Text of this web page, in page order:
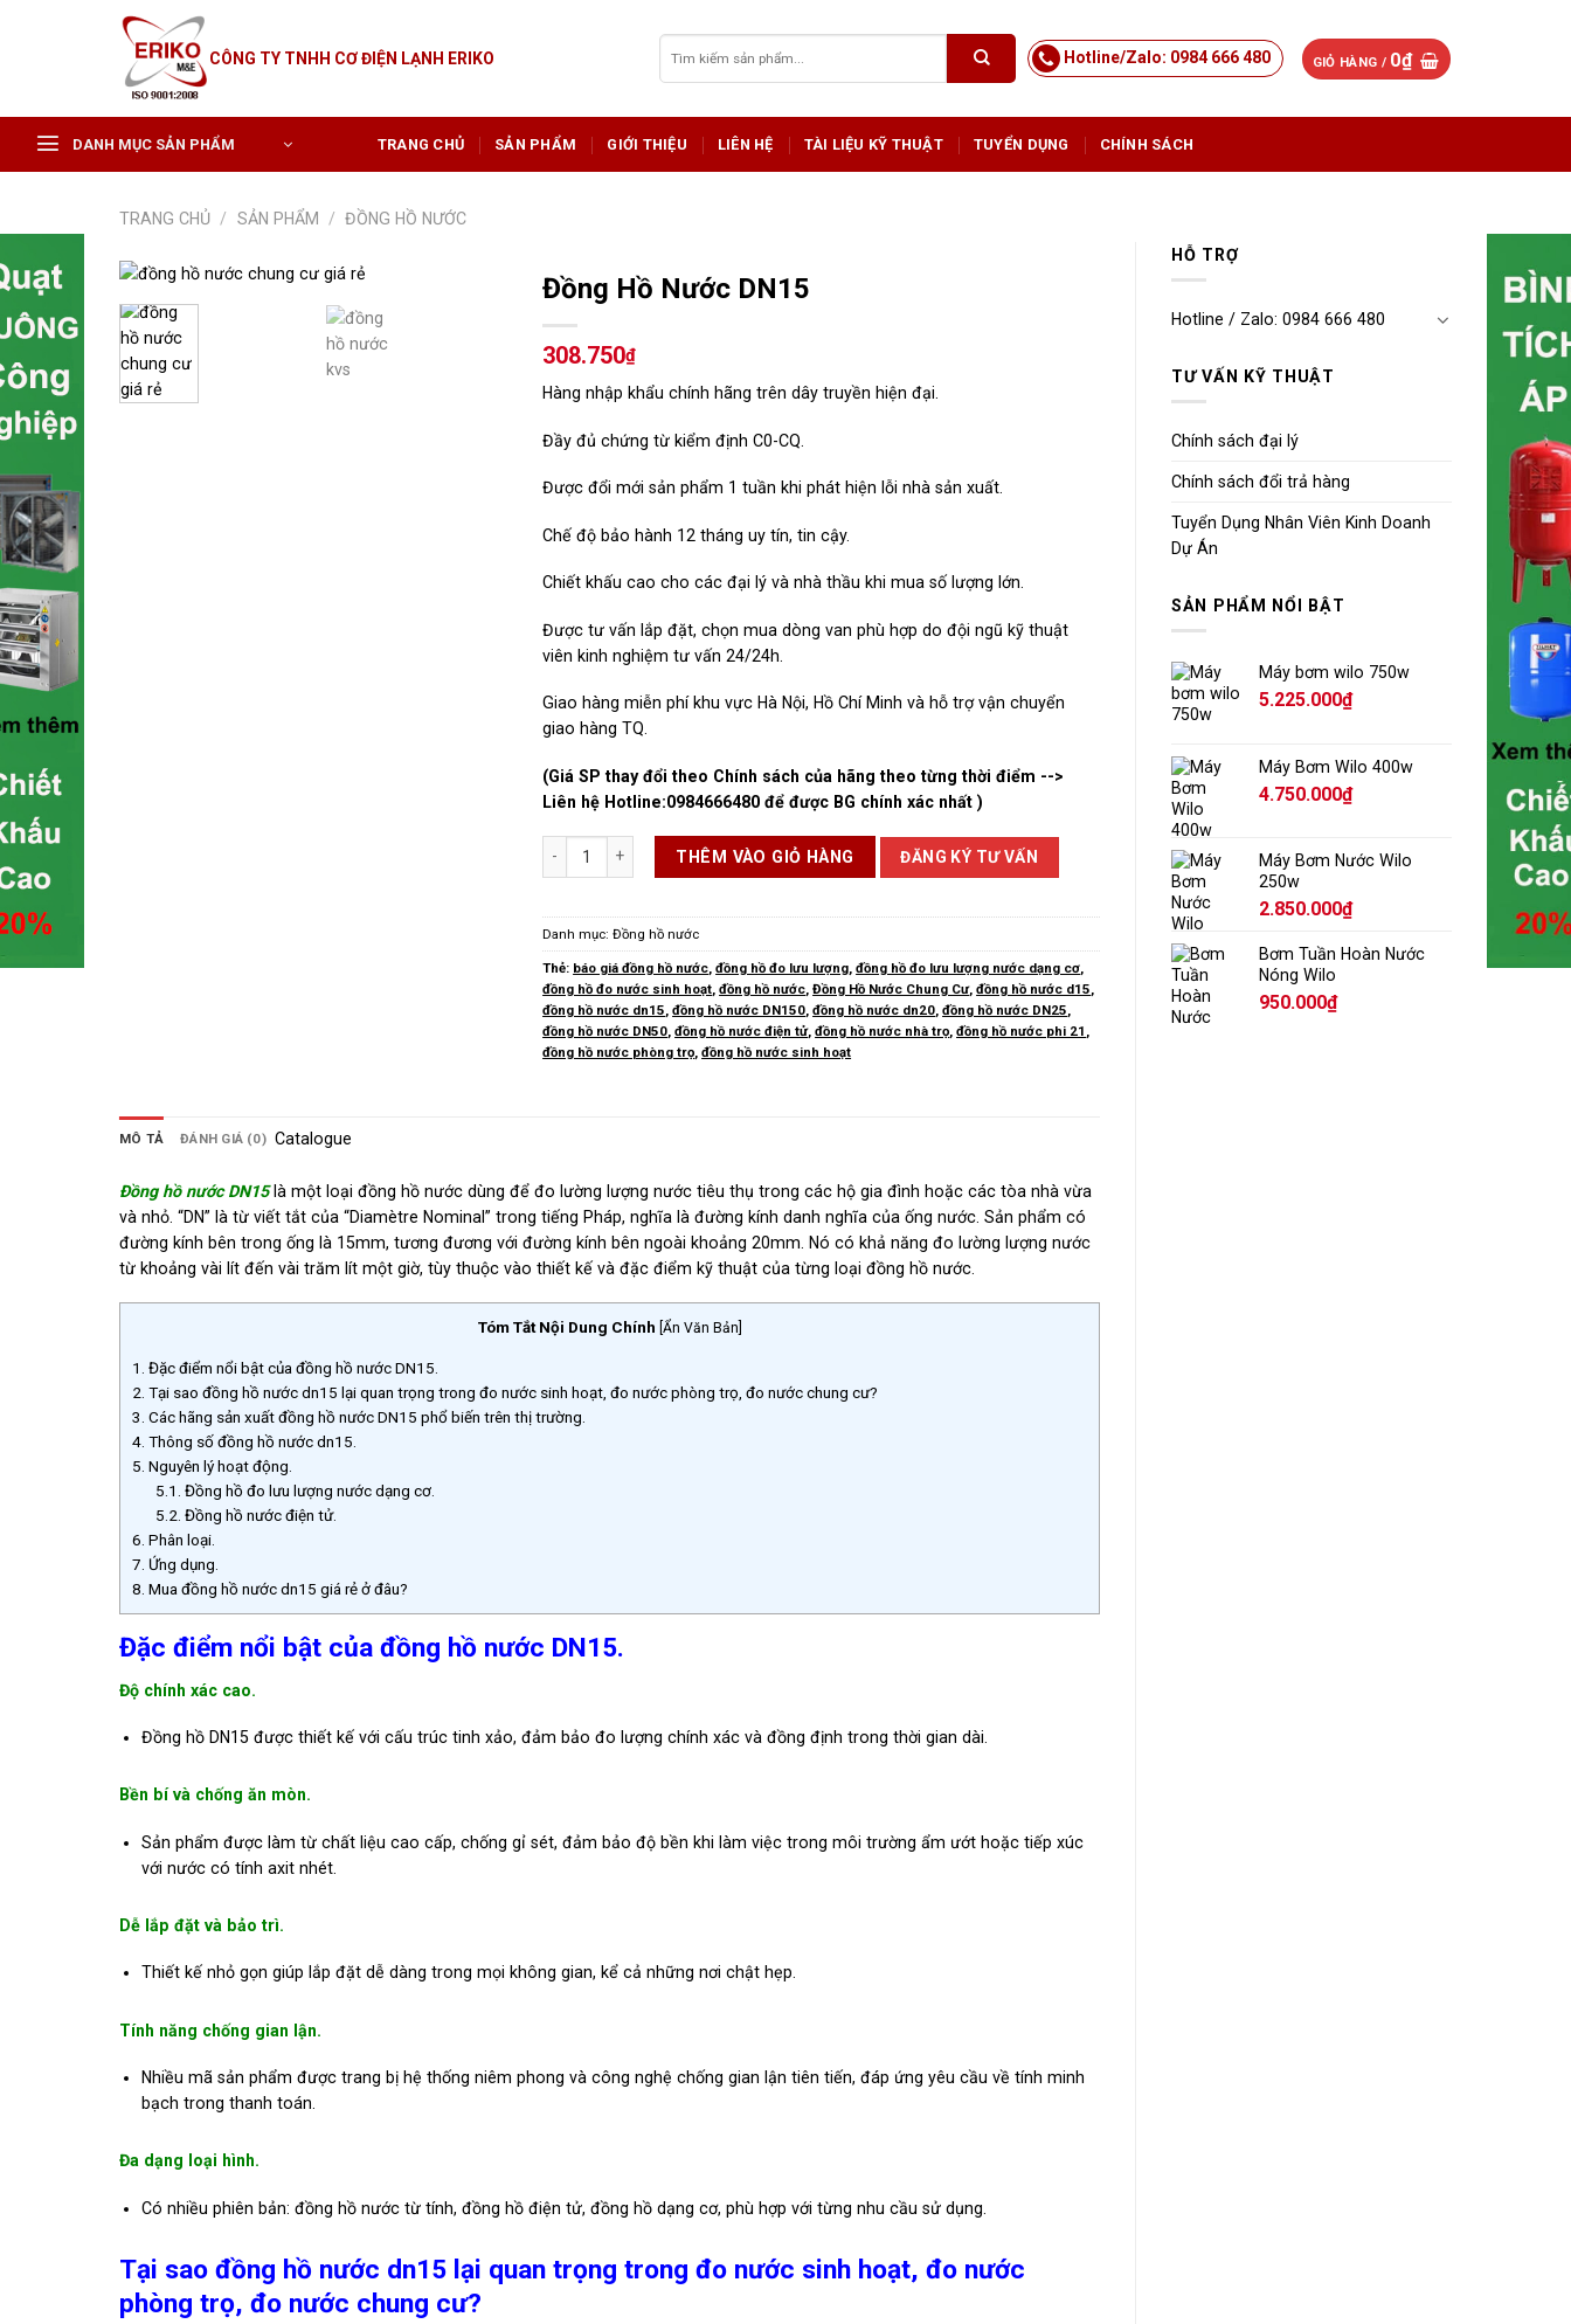
CÔNG TY TNHH CƠ ĐIỆN LẠNH ERIKO
kiếm:
Hotline/Zalo: 0984 666 480 GIỎ HÀNG / 0₫
DANH MỤC SẢN PHẨM TRANG CHỦ SẢN PHẨM GIỚI THIỆU LIÊN HỆ TÀI LIỆU KỸ THUẬT TUYỂN DỤNG CHÍNH SÁCH
TRANG CHỦ / SẢN PHẨM / ĐỒNG HỒ NƯỚC
HỖ TRỢ
Hotline / Zalo: 0984 666 480
TƯ VẤN KỸ THUẬT
Chính sách đại lý
Chính sách đổi trả hàng
Tuyển Dụng Nhân Viên Kinh Doanh
Dự Án
SẢN PHẨM NỔI BẬT
Máy bơm wilo 750w
5.225.000₫
Máy Bơm Wilo 400w
4.750.000₫
Máy Bơm Nước Wilo
250w
2.850.000₫
Bơm Tuần Hoàn Nước
Nóng Wilo
950.000₫
Đồng Hồ Nước DN15
308.750₫
Hàng nhập khẩu chính hãng trên dây truyền hiện đại.
Đầy đủ chứng từ kiểm định C0-CQ.
Được đổi mới sản phẩm 1 tuần khi phát hiện lỗi nhà sản xuất.
Chế độ bảo hành 12 tháng uy tín, tin cậy.
Chiết khấu cao cho các đại lý và nhà thầu khi mua số lượng lớn.
Được tư vấn lắp đặt, chọn mua dòng van phù hợp do đội ngũ kỹ thuật
viên kinh nghiệm tư vấn 24/24h.
Giao hàng miễn phí khu vực Hà Nội, Hồ Chí Minh và hỗ trợ vận chuyển
giao hàng TQ.
(Giá SP thay đổi theo Chính sách của hãng theo từng thời điểm -->
Liên hệ Hotline:0984666480 để được BG chính xác nhất )
Đồng Hồ Nước DN15 số lượng
THÊM VÀO GIỎ HÀNG ĐĂNG KÝ TƯ VẤN
Danh mục:Đồng hồ nước
Thẻ: báo giá đồng hồ nước,đồng hồ đo lưu lượng,đồng hồ đo lưu lượng nước dạng cơ,
đồng hồ đo nước sinh hoạt,đồng hồ nước,Đồng Hồ Nước Chung Cư,đồng hồ nước d15,
đồng hồ nước dn15,đồng hồ nước DN150,đồng hồ nước dn20,đồng hồ nước DN25,
đồng hồ nước DN50,đồng hồ nước điện tử,đồng hồ nước nhà trọ,đồng hồ nước phi 21 ,
đồng hồ nước phòng trọ,đồng hồ nước sinh hoạt
MÔ TẢ ĐÁNH GIÁ (0) Catalogue
Đồng hồ nước DN15là một loại đồng hồ nước dùng để đo lường lượng nước tiêu thụ trong các hộ gia đình hoặc các tòa nhà vừa
và nhỏ. “DN” là từ viết tắt của “Diamètre Nominal” trong tiếng Pháp, nghĩa là đường kính danh nghĩa của ống nước. Sản phẩm có
đường kính bên trong ống là 15mm, tương đương với đường kính bên ngoài khoảng 20mm. Nó có khả năng đo lường lượng nước
từ khoảng vài lít đến vài trăm lít một giờ, tùy thuộc vào thiết kế và đặc điểm kỹ thuật của từng loại đồng hồ nước.
Tóm Tắt Nội Dung Chính Ẩn Văn Bản
1. Đặc điểm nổi bật của đồng hồ nước DN15.
2. Tại sao đồng hồ nước dn15 lại quan trọng trong đo nước sinh hoạt, đo nước phòng trọ, đo nước chung cư?
3. Các hãng sản xuất đồng hồ nước DN15 phổ biến trên thị trường.
4. Thông số đồng hồ nước dn15.
5. Nguyên lý hoạt động.
5.1. Đồng hồ đo lưu lượng nước dạng cơ.
5.2. Đồng hồ nước điện tử.
6. Phân loại.
7. Ứng dụng.
8. Mua đồng hồ nước dn15 giá rẻ ở đâu?
Đặc điểm nổi bật của đồng hồ nước DN15.
Độ chính xác cao.
Đồng hồ DN15 được thiết kế với cấu trúc tinh xảo, đảm bảo đo lượng chính xác và đồng định trong thời gian dài.
Bền bí và chống ăn mòn.
Sản phẩm được làm từ chất liệu cao cấp, chống gỉ sét, đảm bảo độ bền khi làm việc trong môi trường ẩm ướt hoặc tiếp xúc
với nước có tính axit nhét.
Dễ lắp đặt và bảo trì.
Thiết kế nhỏ gọn giúp lắp đặt dễ dàng trong mọi không gian, kể cả những nơi chật hẹp.
Tính năng chống gian lận.
Nhiều mã sản phẩm được trang bị hệ thống niêm phong và công nghệ chống gian lận tiên tiến, đáp ứng yêu cầu về tính minh
bạch trong thanh toán.
Đa dạng loại hình.
Có nhiều phiên bản: đồng hồ nước từ tính, đồng hồ điện tử, đồng hồ dạng cơ, phù hợp với từng nhu cầu sử dụng.
Tại sao đồng hồ nước dn15 lại quan trọng trong đo nước sinh hoạt, đo nước
phòng trọ, đo nước chung cư?